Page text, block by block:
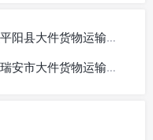
输_平阳县重型机械派送|安全护送
输_瑞安市重型机械搬运·上门装卸